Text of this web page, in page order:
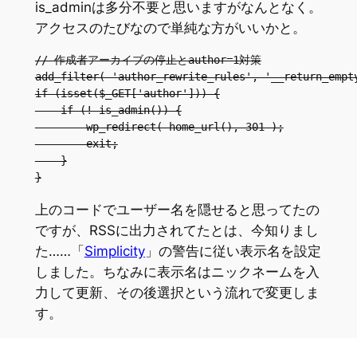
is_adminは多分不要と思いますがなんとなく。
アクセスのたびなので単純な方がいいかと。
// 作成者アーカイブの停止とauthor=1対策
add_filter( 'author_rewrite_rules',
if (isset($_GET['author'])) {
    if (! is_admin()) {
        wp_redirect( home_url(), 301 );
        exit;
    }
}
上のコードでユーザー名を隠せると思ってたの
ですが、RSSに出力されてたとは、今知りまし
た……「Simplicity」の警告に従い表示名を設定
しました。ちなみに表示名はニックネームを入
力して更新、その後選択という流れで変更しま
す。